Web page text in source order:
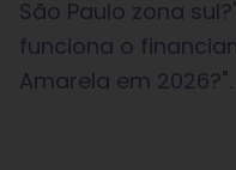
São Paulo zona
funciona o
Amarela em 2026?".